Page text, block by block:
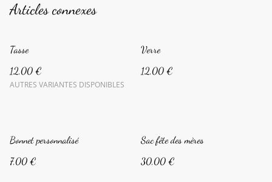
Articles connexes
Tasse
12,00 €
AUTRES VARIANTES DISPONIBLES
Verre
12,00 €
Bonnet personnalisé
7,00 €
Sac fête des mères
30,00 €